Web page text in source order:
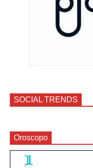
SOCIAL TRENDS
Oroscopo